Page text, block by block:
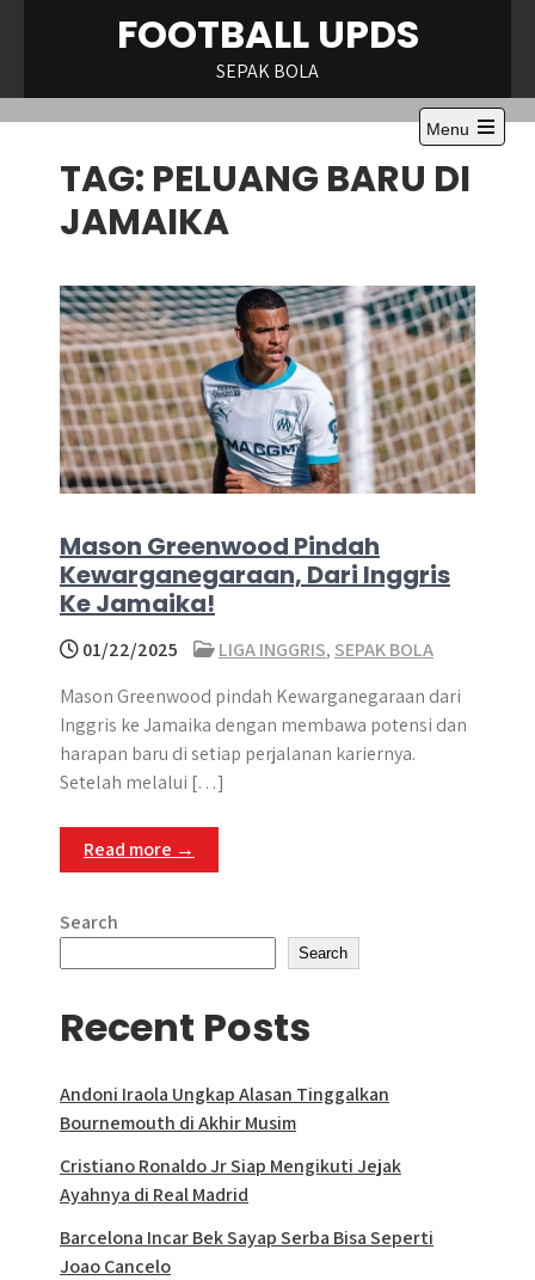
FOOTBALL UPDS
SEPAK BOLA
Menu
Open
the
TAG: PELUANG BARU DI
JAMAIKA
Mason Greenwood Pindah
Kewarganegaraan, Dari Inggris
Ke Jamaika!
01/22/2025 LIGA INGGRIS, SEPAK BOLA
Mason Greenwood pindah Kewarganegaraan dari
Inggris ke Jamaika dengan membawa potensi dan
harapan baru di setiap perjalanan kariernya.​
Setelah melalui […]
Read more →
Search
Search
Recent Posts
Andoni Iraola Ungkap Alasan Tinggalkan
Bournemouth di Akhir Musim
Cristiano Ronaldo Jr Siap Mengikuti Jejak
Ayahnya di Real Madrid
Barcelona Incar Bek Sayap Serba Bisa Seperti
Joao Cancelo